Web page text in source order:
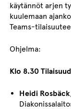
käytännöt arjen
kuulemaan
Teams-
Ohjelma:
Klo 8.30
Heidi Rosbäck